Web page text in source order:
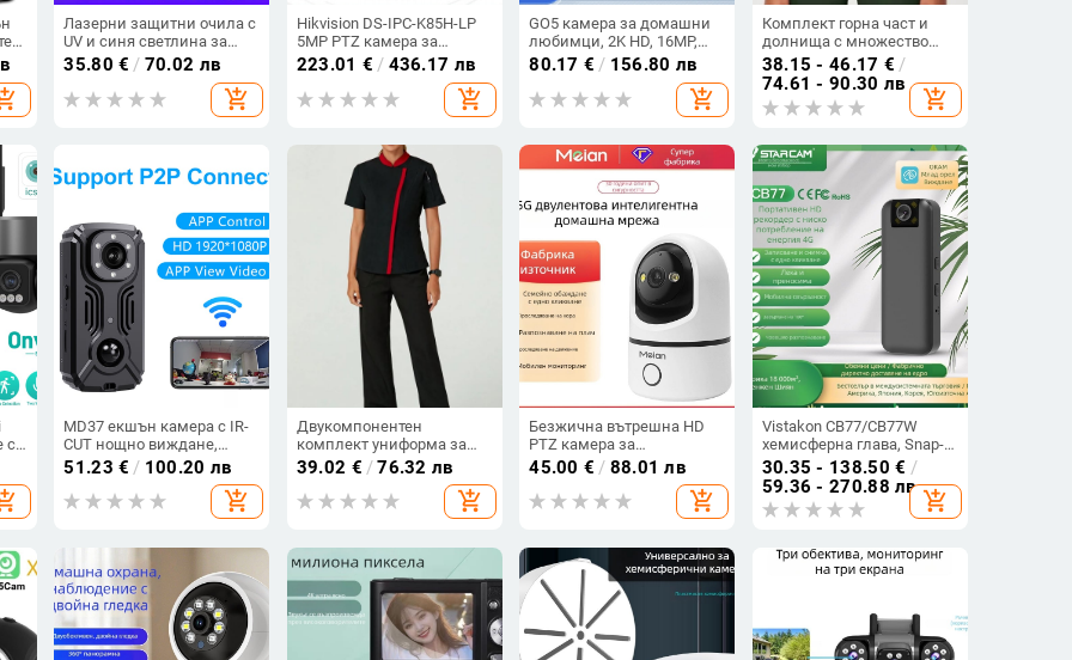
Лазерни защитни очила с
UV и синя светлина за
козметични лазерни
устройства за епилация
35.80 € / 70.02 лв
add_shopping_cart
Hikvision DS-IPC-K85H-LP
5MP PTZ камера за
външно наблюдение със
бяла светлина и
пълноцветно
изображение, Starlight
223.01 € / 436.17 лв
add_shopping_cart
GO5 камера за домашни
любимци, 2K HD, 16MP,
ABS корпус, Vlog запис от
първо лице за котки и
кучета, 240 минути живот
80.17 € / 156.80 лв
add_shopping_cart
Комплект горна част и
долнища с множество
джобове, къс ръкав,
стоечна яка и джогър
панталони за
подстригване на
38.15 - 46.17 € /
74.61 - 90.30 лв
add_shopping_cart
с
MD37 екшън камера с IR-
CUT нощно виждане,
Wi‑Fi, 8–128GB
съхранение, ABS корпус
51.23 € / 100.20 лв
add_shopping_cart
Двукомпонентен
комплект униформа за
готвачи за магазини за
домашни любимци и
салони за красота, Stand
Collar, патчуърк дизайн,
полиестер-спандекс, къс
ръкав, дълги панталони
39.02 € /76.32 лв
add_shopping_cart
Безжична вътрешна HD
PTZ камера за
видеонаблюдение с
двупосочно аудио и Wi-Fi
45.00 € / 88.01 лв
add_shopping_cart
Vistakon CB77/CB77W
хемисферна глава, Snap-
on монтаж, вертикално
завъртане 180°,
хоризонтално завъртане
96°, ограничение на
употреба.
30.35 - 138.50 € /
59.36 - 270.88 лв
add_shopping_cart